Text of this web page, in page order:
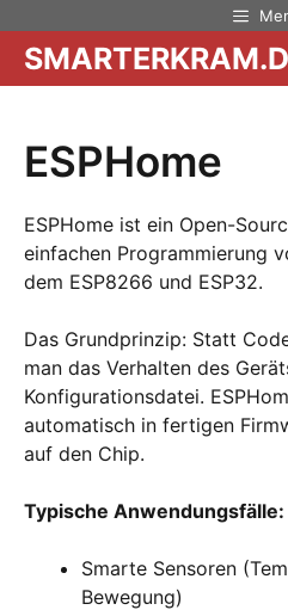
Inhalt
springen
ESPHome
ESPHome ist ein Open-
einfachen Programmierung
dem ESP8266 und ESP32.
Das Grundprinzip: Statt
man das Verhalten des
Konfigurationsdatei.
automatisch in fertigen
auf den Chip.
Typische Anwendungsfälle:
Smarte Sensoren
Bewegung)